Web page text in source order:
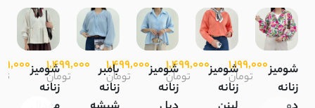
شومیز
زنانه
1,199,000
تومانشومیز
زنانه
1,499,000
تومانشومیز
زنانه
1,499,000
تومان
بامبر
زنانه
1,499,000
تومان
شومیز
زنانه